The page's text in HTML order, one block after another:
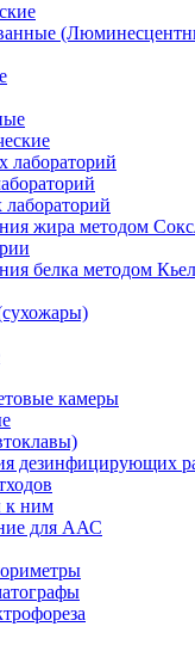
лабораторий
жира методом
белка методом
камеры
дезинфицирующих
к ним
для ААС